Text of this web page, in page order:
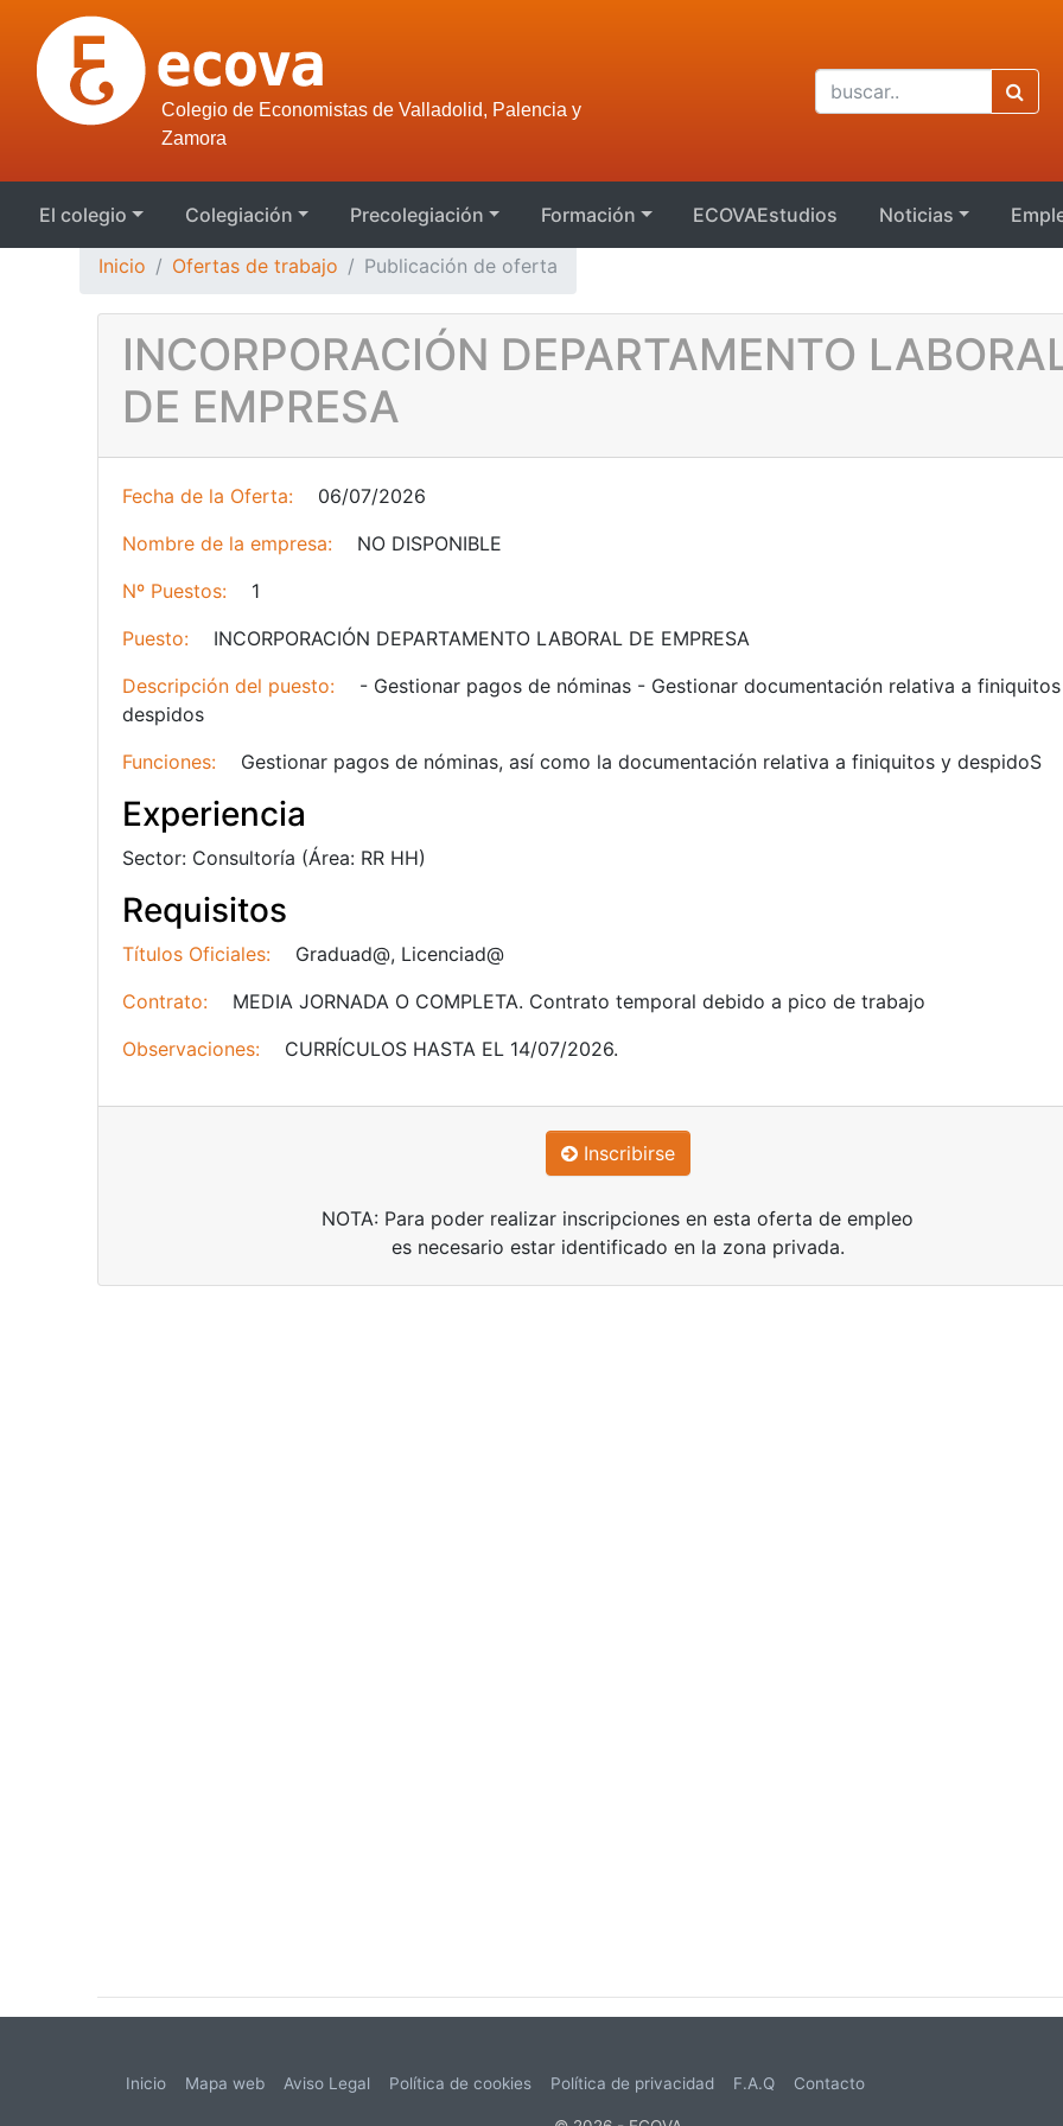
Colegio de Economistas de Valladolid, Palencia y
Zamora
El colegio Colegiación Precolegiación Formación ECOVAEstudios Noticias
Inicio Ofertas de trabajo Publicación de oferta
INCORPORACIÓN DEPARTAMENTO
DE EMPRESA
Fecha de la Oferta:
06/07/2026
Nombre de la empresa:
NO DISPONIBLE
Nº Puestos:
1
Puesto:
INCORPORACIÓN DEPARTAMENTO LABORAL DE EMPRESA
Descripción del puesto:
- Gestionar pagos de nóminas - Gestionar documentación relativa a
despidos
Funciones:
Gestionar pagos de nóminas, así como la documentación relativa a finiquitos y despidoS
Experiencia
Sector: Consultoría (Área: RR HH)
Requisitos
Títulos Oficiales:
Graduad@, Licenciad@
Contrato:
MEDIA JORNADA O COMPLETA. Contrato temporal debido a pico de trabajo
Observaciones:
CURRÍCULOS HASTA EL 14/07/2026.
Inscribirse
NOTA: Para poder realizar inscripciones en esta oferta de empleo
es necesario estar identificado en la zona privada.
Inicio Mapa web Aviso Legal Política de cookies Política de privacidad F.A.Q Contacto